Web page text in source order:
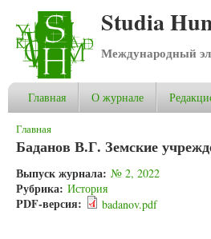
Studia
Международный
Главная О журнале
Вы здесь
Главная
Баданов В.Г. Земские
Выпуск журнала: № 2, 2022
Рубрика: История
PDF-версия: badanov.pdf